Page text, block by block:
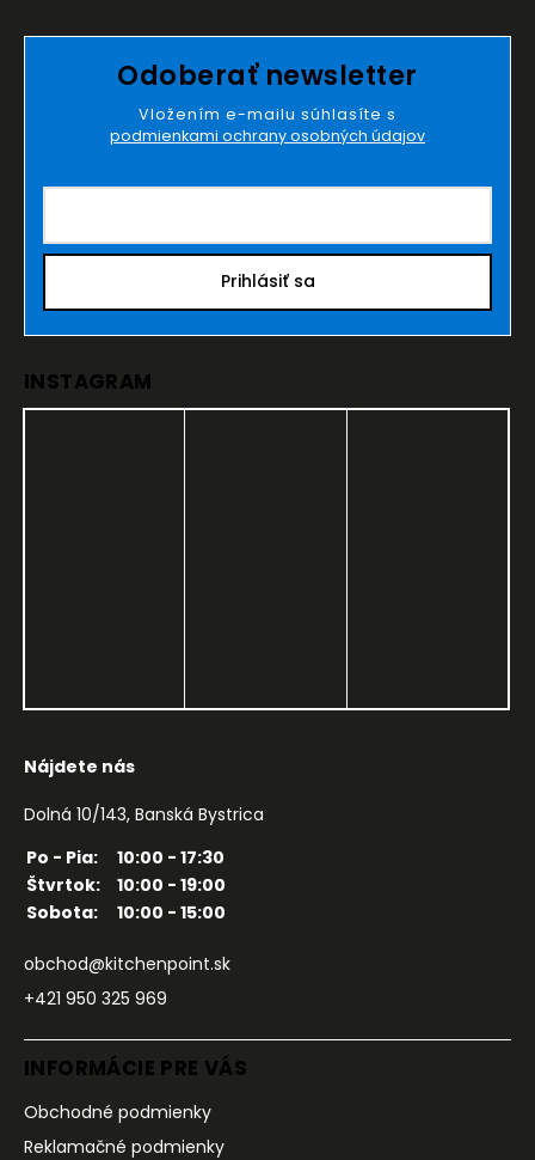
Odoberať newsletter
Vložením e-mailu súhlasíte s
podmienkami ochrany osobných údajov
Prihlásiť sa
INSTAGRAM
Nájdete nás
Dolná 10/143, Banská Bystrica
Po - Pia:
10:00 - 17:30
Štvrtok:
10:00 - 19:00
Sobota:
10:00 - 15:00
obchod@kitchenpoint.sk
+421 950 325 969
INFORMÁCIE PRE VÁS
Obchodné podmienky
Reklamačné podmienky